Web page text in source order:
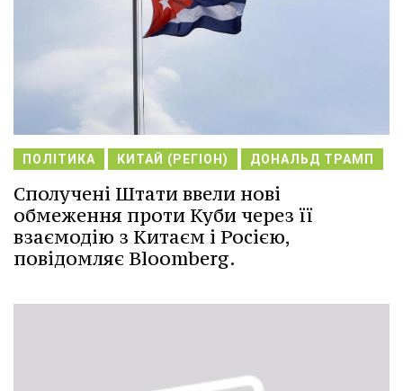
ПОЛІТИКА КИТАЙ (РЕГІОН) ДОНАЛЬД ТРАМП
Сполучені Штати ввели нові
обмеження проти Куби через її
взаємодію з Китаєм і Росією,
повідомляє Bloomberg.